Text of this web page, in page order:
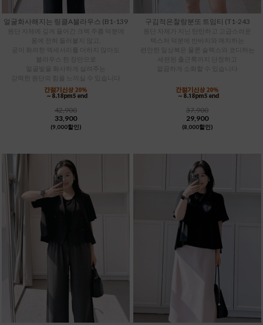
얼굴화사해지는 링클A블라우스 (B1-139
원단 자체에 깊게 들어간 크랙 주름 덕분에
몸에 전혀 들러붙지 않고,
굳이 화려한 액세서리를 더하지 않아도
블라우스 한 장만으로
얼굴빛을 화사하게 살려주는
강력한 원단의 힘을 느끼실 수 있습니다
42,900
33,900
(9,000할인)
구김적은찰랑분또 트임티 (T1-243
원단 자체가 지닌 탄탄하고 고급스러운
텍스처 덕분에 반바지와 매치하는
편안한 일상복은 물론 슬랙스와 코디하는
세련된 출근룩까지 단정하고
깔끔하게 소화할 수 있습니다
37,900
29,900
(8,000할인)